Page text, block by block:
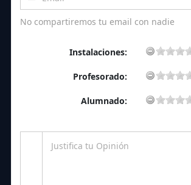
No compartiremos tu email con nadie
Instalaciones:
Profesorado:
Alumnado: